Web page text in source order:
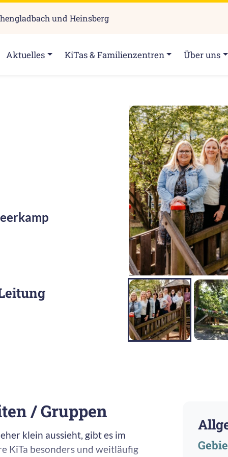
und Heinsberg
Aktuelles KiTas & Familienzentren Über uns
Zurück
/ Gruppen
klein aussieht, gibt es im
KiTa besonders und weitläufig